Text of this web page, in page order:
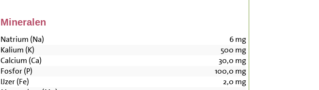
Mineralen
Natrium (Na) 6mg
Kalium (K)
500 mg
Calcium (Ca)
30,0 mg
Fosfor (P)
100,0 mg
IJzer (Fe)
2,0 mg